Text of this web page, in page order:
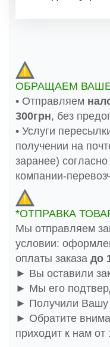
ОБРАЩАЕМ
• Отправляем
300грн, без
• Услуги
получении на
заранее)
компании-
*ОТПРАВКА
Мы отправляем
условии:
оплаты заказа до
► Вы оставили
► Мы его
► Получили Вашу
► Обратите
приходит к нам